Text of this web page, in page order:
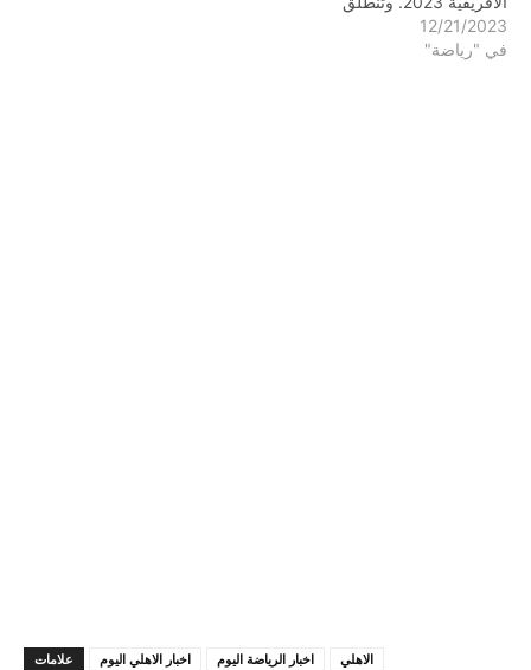
12/21/2023
في "رياضة"
علامات اخبار الاهلي اليوم اخبار الرياضة اليوم
الاهلي